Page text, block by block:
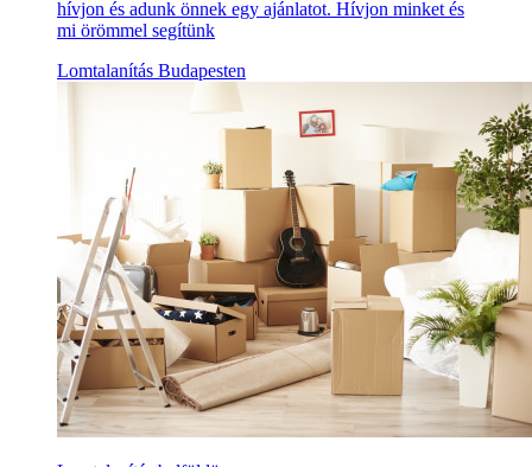
hívjon és adunk önnek egy ajánlatot. Hívjon minket és
mi örömmel segítünk
Lomtalanítás Budapesten